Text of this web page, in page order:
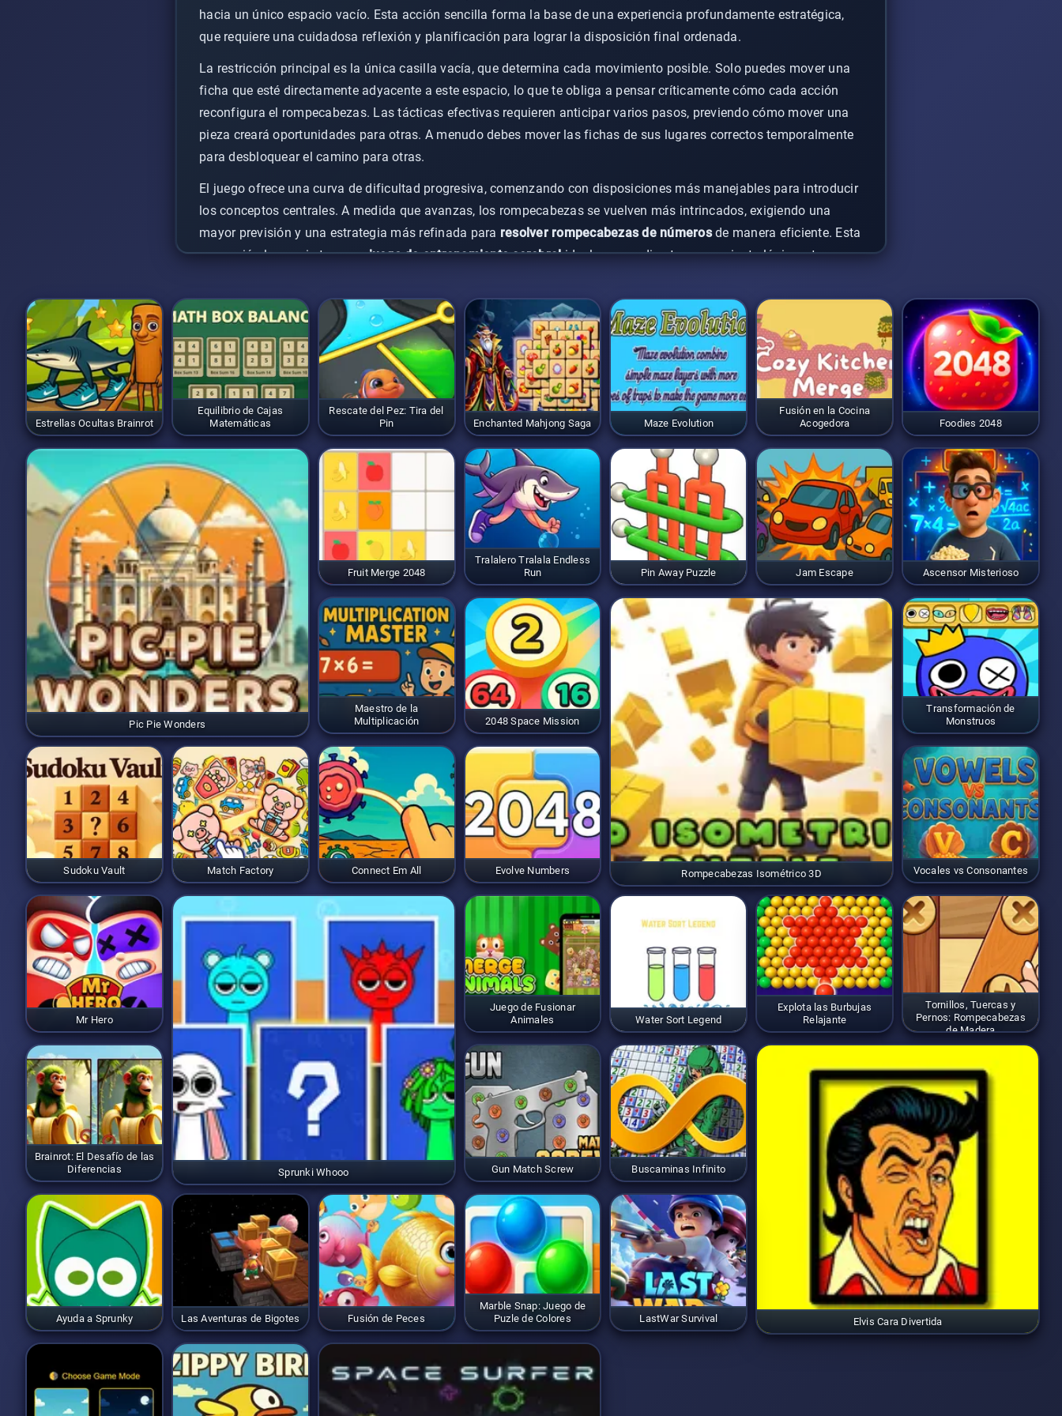
hacia un único espacio vacío. Esta acción sencilla forma la base de una experiencia profundamente estratégica,
que requiere una cuidadosa reflexión y planificación para lograr la disposición final ordenada.
La restricción principal es la única casilla vacía, que determina cada movimiento posible. Solo puedes mover una
ficha que esté directamente adyacente a este espacio, lo que te obliga a pensar críticamente cómo cada acción
reconfigura el rompecabezas. Las tácticas efectivas requieren anticipar varios pasos, previendo cómo mover una
pieza creará oportunidades para otras. A menudo debes mover las fichas de sus lugares correctos temporalmente
para desbloquear el camino para otras.
El juego ofrece una curva de dificultad progresiva, comenzando con disposiciones más manejables para introducir
los conceptos centrales. A medida que avanzas, los rompecabezas se vuelven más intrincados, exigiendo una
mayor previsión y una estrategia más refinada para resolver rompecabezas de númerosde manera eficiente. Esta
progresión lo convierte en unjuego de entrenamiento cerebralideal que agudiza tu pensamiento lógico y tus
Estrellas Ocultas Brainrot
Equilibrio de Cajas
Matemáticas
Rescate del Pez: Tira del
Pin
Enchanted Mahjong Saga Maze Evolution
Fusión en la Cocina
Acogedora
Foodies 2048
Pic Pie Wonders
Fruit Merge 2048
Tralalero Tralala Endless
Run
Pin Away Puzzle Jam Escape Ascensor Misterioso
Maestro de la
Multiplicación
2048 Space Mission
Rompecabezas Isométrico 3D
Transformación de
Monstruos
Sudoku Vault Match Factory Connect Em All Evolve Numbers Vocales vs Consonantes
Mr Hero
Sprunki Whooo
Juego de Fusionar
Animales
Water Sort Legend
Explota las Burbujas
Relajante
Tornillos, Tuercas y
Pernos: Rompecabezas
de Madera
Brainrot: El Desafío de las
Diferencias
Gun Match Screw Buscaminas Infinito
Elvis Cara Divertida
Ayuda a Sprunky Las Aventuras de Bigotes Fusión de Peces
Marble Snap: Juego de
Puzle de Colores
LastWar Survival